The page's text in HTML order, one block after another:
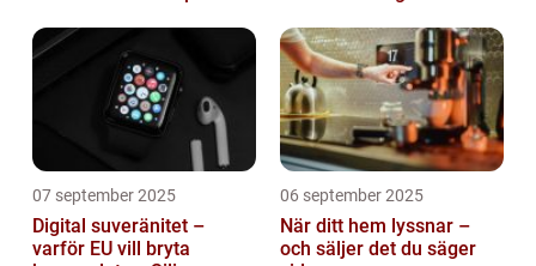
07 september 2025
Digital suveränitet –
varför EU vill bryta
06 september 2025
När ditt hem lyssnar –
och säljer det du säger